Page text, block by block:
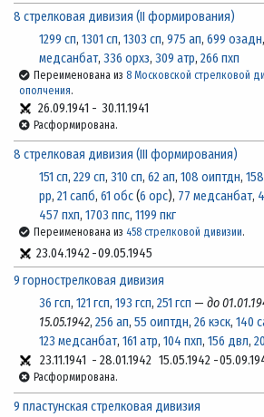
8 стрелковая дивизия (II формирования)
1299 сп, 1301 сп, 1303 сп, 975 ап, 699 озадн,
медсанбат, 336 орхз, 309 атр, 266 пхп
Переименована из8 Московской стрелковой
ополчения.
26.09.1941 - 30.11.1941
Расформирована.
8 стрелковая дивизия (III формирования)
151 сп, 229 сп, 310 сп, 62 ап, 108 оиптдн,
рр, 21 сапб, 61 обс(6 орс), 77 медсанбат,
457 пхп, 1703 ппс, 1199 пкг
Переименована из458 стрелковой дивизии.
23.04.1942-09.05.1945
9 горнострелковая дивизия
36 гсп, 121 гсп, 193 гсп, 251 гсп — до
15.05.1942, 256 ап, 55 оиптдн, 26 кэск, 140
123 медсанбат, 161 атр, 104 пхп, 156 двл,
23.11.1941 - 28.01.1942 15.05.1942 -
Расформирована.
9 пластунская стрелковая дивизия